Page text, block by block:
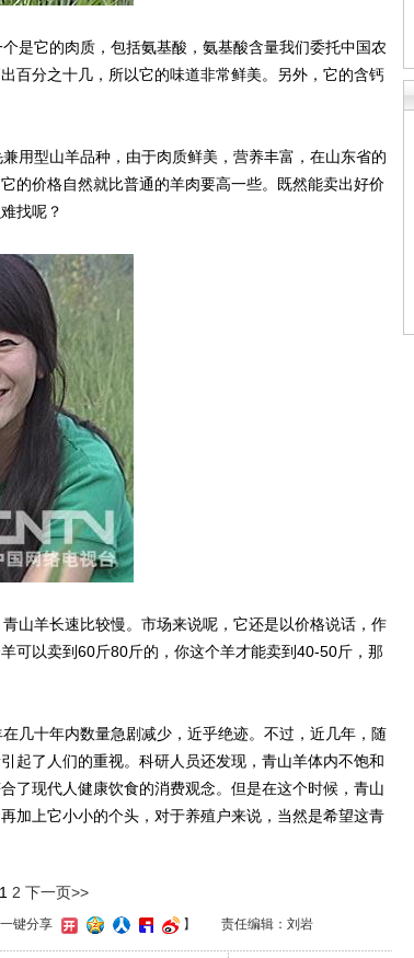
是它的肉质，包括氨基酸，氨基酸含量我们委托中国农
百分之十几，所以它的味道非常鲜美。另外，它的含钙
用型山羊品种，由于肉质鲜美，营养丰富，在山东省的
的价格自然就比普通的羊肉要高一些。既然能卖出好价
找呢？
山羊长速比较慢。市场来说呢，它还是以价格说话，作
可以卖到60斤80斤的，你这个羊才能卖到40-50斤，那
几十年内数量急剧减少，近乎绝迹。不过，近几年，随
起了人们的重视。科研人员还发现，青山羊体内不饱和
了现代人健康饮食的消费观念。但是在这个时候，青山
加上它小小的个头，对于养殖户来说，当然是希望这青
1 2 下一页>>
一键分享 】 责任编辑：刘岩